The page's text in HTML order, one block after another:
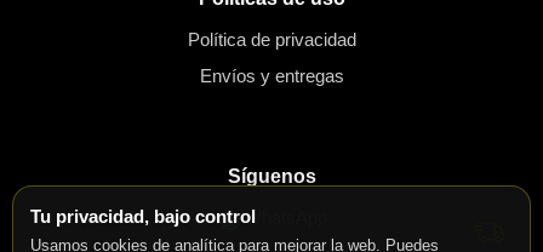
Tu privacidad, bajo control
Usamos cookies de analítica para mejorar la web. Puedes
Política de privacidad
Envíos y entregas
Síguenos
WhatsApp